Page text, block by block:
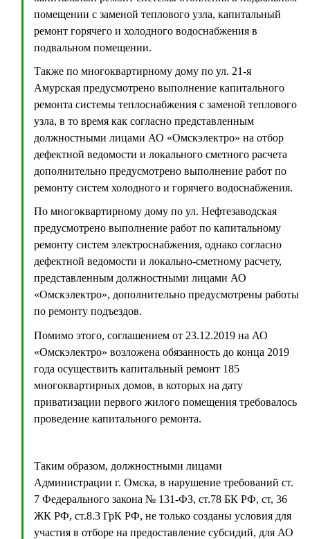
помещении с заменой теплового узла, капитальный
ремонт горячего и холодного водоснабжения в
подвальном помещении.
Также по многоквартирному дому по ул. 21-я
Амурская предусмотрено выполнение капитального
ремонта системы теплоснабжения с заменой теплового
узла, в то время как согласно представленным
должностными лицами АО «Омскэлектро» на отбор
дефектной ведомости и локального сметного расчета
дополнительно предусмотрено выполнение работ по
ремонту систем холодного и горячего водоснабжения.
По многоквартирному дому по ул. Нефтезаводская
предусмотрено выполнение работ по капитальному
ремонту систем электроснабжения, однако согласно
дефектной ведомости и локально-сметному расчету,
представленным должностными лицами АО
«Омскэлектро», дополнительно предусмотрены работы
по ремонту подъездов.
Помимо этого, соглашением от 23.12.2019 на АО
«Омскэлектро» возложена обязанность до конца 2019
года осуществить капитальный ремонт 185
многоквартирных домов, в которых на дату
приватизации первого жилого помещения требовалось
проведение капитального ремонта.
Таким образом, должностными лицами
Администрации г. Омска, в нарушение требований ст.
7 Федерального закона № 131-ФЗ, ст.78 БК РФ, ст, 36
ЖК РФ, ст.8.3 ГрК РФ, не только созданы условия для
участия в отборе на предоставление субсидий, для АО